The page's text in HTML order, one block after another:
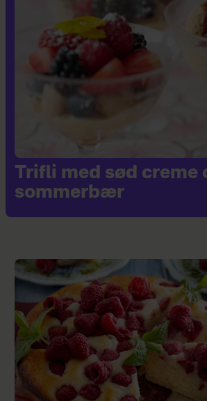
Trifli med sød creme
sommerbær